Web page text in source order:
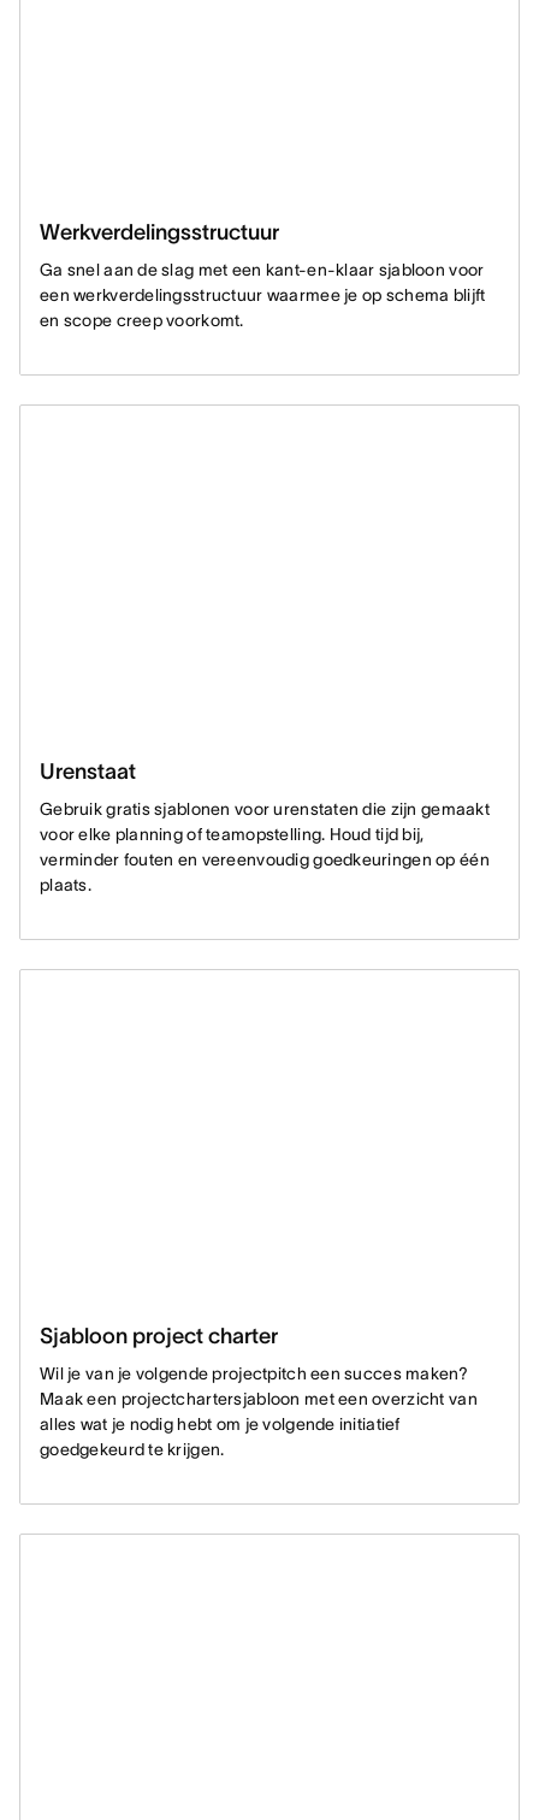
Werkverdelingsstructuur
Ga snel aan de slag met een kant-en-klaar sjabloon voor
een werkverdelingsstructuur waarmee je op schema blijft
en scope creep voorkomt.
Urenstaat
Gebruik gratis sjablonen voor urenstaten die zijn gemaakt
voor elke planning of teamopstelling. Houd tijd bij,
verminder fouten en vereenvoudig goedkeuringen op één
plaats.
Sjabloon project charter
Wil je van je volgende projectpitch een succes maken?
Maak een projectchartersjabloon met een overzicht van
alles wat je nodig hebt om je volgende initiatief
goedgekeurd te krijgen.